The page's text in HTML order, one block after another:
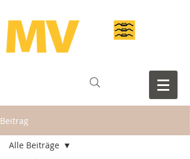
Beitrag
Alle Beiträge